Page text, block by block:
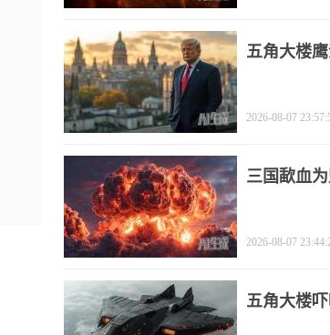
五角大楼
2026-08-07
三国歃血
2026-08-07
五角大楼